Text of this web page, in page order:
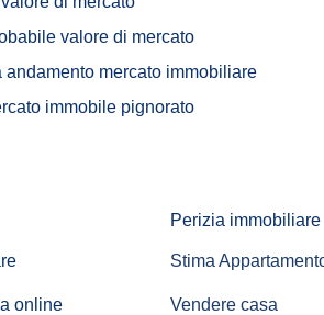
online
valore di mercato
andamento mercato immobiliare
immobile pignorato
Perizia immobiliare
Stima
Vendere casa